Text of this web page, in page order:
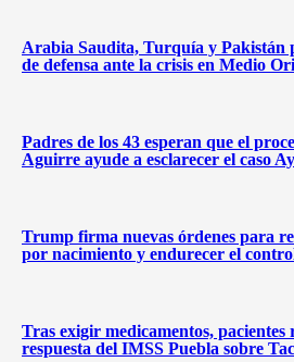
Arabia Saudita, Turquía y Pakistán
de defensa ante la crisis en Medio
Padres de los 43 esperan que el
Aguirre ayude a esclarecer el caso
Trump firma nuevas órdenes para
por nacimiento y endurecer el
Tras exigir medicamentos, pacientes
respuesta del IMSS Puebla sobre